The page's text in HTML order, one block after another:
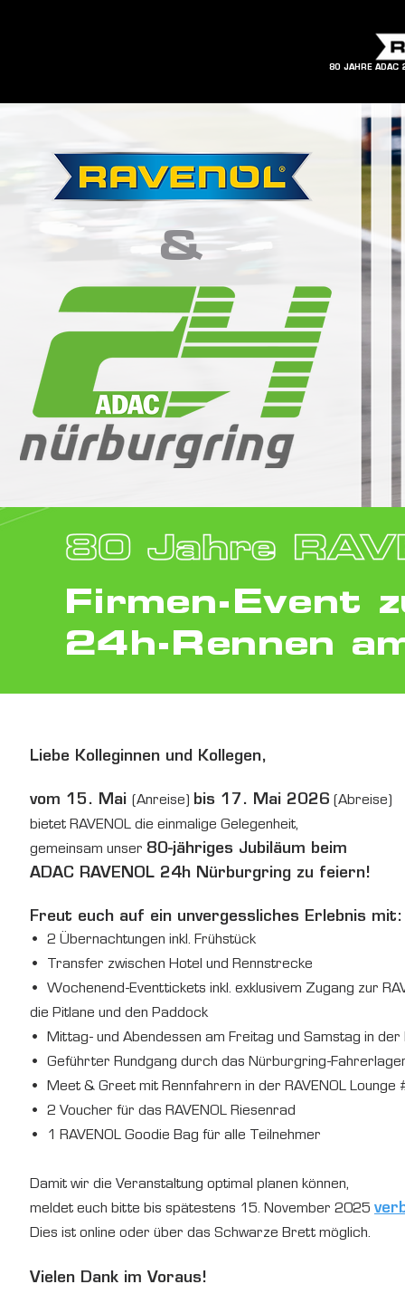
80 JAHRE
&
Firmen-Event
24h-Rennen
Liebe Kolleginnen und Kollegen,
vom 15. Mai (Anreise) bis 17. Mai 2026 (Abreise)
bietet RAVENOL die einmalige Gelegenheit,
gemeinsam unser 80-jähriges Jubiläum beim
ADAC RAVENOL 24h Nürburgring zu feiern!
Freut euch auf ein unvergessliches Erlebnis mit:
• 2 Übernachtungen inkl. Frühstück
• Transfer zwischen Hotel und Rennstrecke
• Wochenend-Eventtickets inkl. exklusivem Zugang zur
die Pitlane und den Paddock
• Mittag- und Abendessen am Freitag und Samstag in der
• Geführter Rundgang durch das Nürburgring-
• Meet & Greet mit Rennfahrern in der RAVENOL Lounge
• 2 Voucher für das RAVENOL Riesenrad
• 1 RAVENOL Goodie Bag für alle Teilnehmer
Damit wir die Veranstaltung optimal planen können,
meldet euch bitte bis spätestens 15. November 2025
Dies ist online oder über das Schwarze Brett möglich.
Vielen Dank im Voraus!